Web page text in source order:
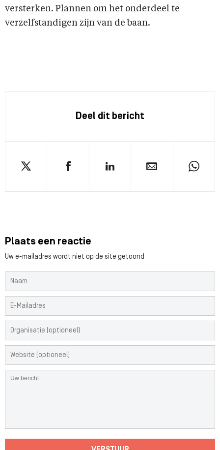
versterken. Plannen om het onderdeel te
verzelfstandigen zijn van de baan.
Deel dit bericht
Plaats een reactie
Uw e-mailadres wordt niet op de site getoond